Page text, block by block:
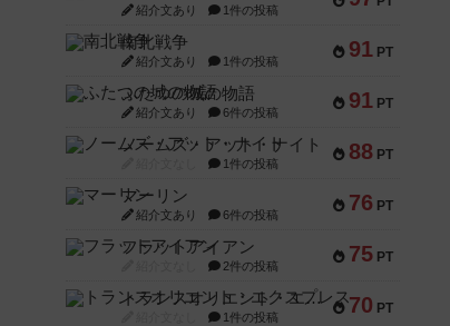
紹介文あり 1件の投稿
91 PT
南北戦争
紹介文あり 1件の投稿
91 PT
ふたつの城の物語
紹介文あり 6件の投稿
88 PT
ノームズ・アット・ナイト
1件の投稿
76 PT
マーリン
紹介文あり 6件の投稿
75 PT
フラットアイアン
2件の投稿
70 PT
トランスオリエント・エクスプレス
1件の投稿